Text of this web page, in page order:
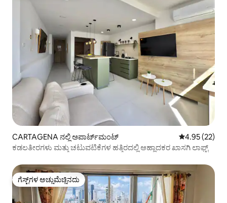
CARTAGENA ನಲ್ಲಿ ಅಪಾರ್ಟ್‌ಮಂಟ್ 5 ರಲ್ಲಿ 4.95
4.95 (22)
ಕಡಲತೀರಗಳು ಮತ್ತು ಚಟುವಟಿಕೆಗಳ ಹತ್ತಿರದಲ್ಲಿ ಆಹ್ಲಾದಕರ ಖಾಸಗಿ ಲಾಫ್ಟ್
ಗೆಸ್ಟ್‌ಗಳ ಅಚ್ಚುಮೆಚ್ಚಿನದು
ಗೆಸ್ಟ್‌ಗಳ ಅಚ್ಚುಮೆಚ್ಚಿನದು